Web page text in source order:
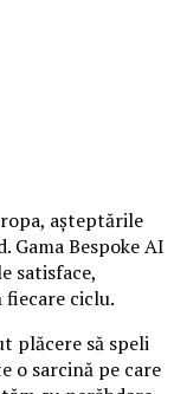
așteptările
Gama Bespoke AI
satisface,
ciclu.
plăcere să speli
o sarcină pe care